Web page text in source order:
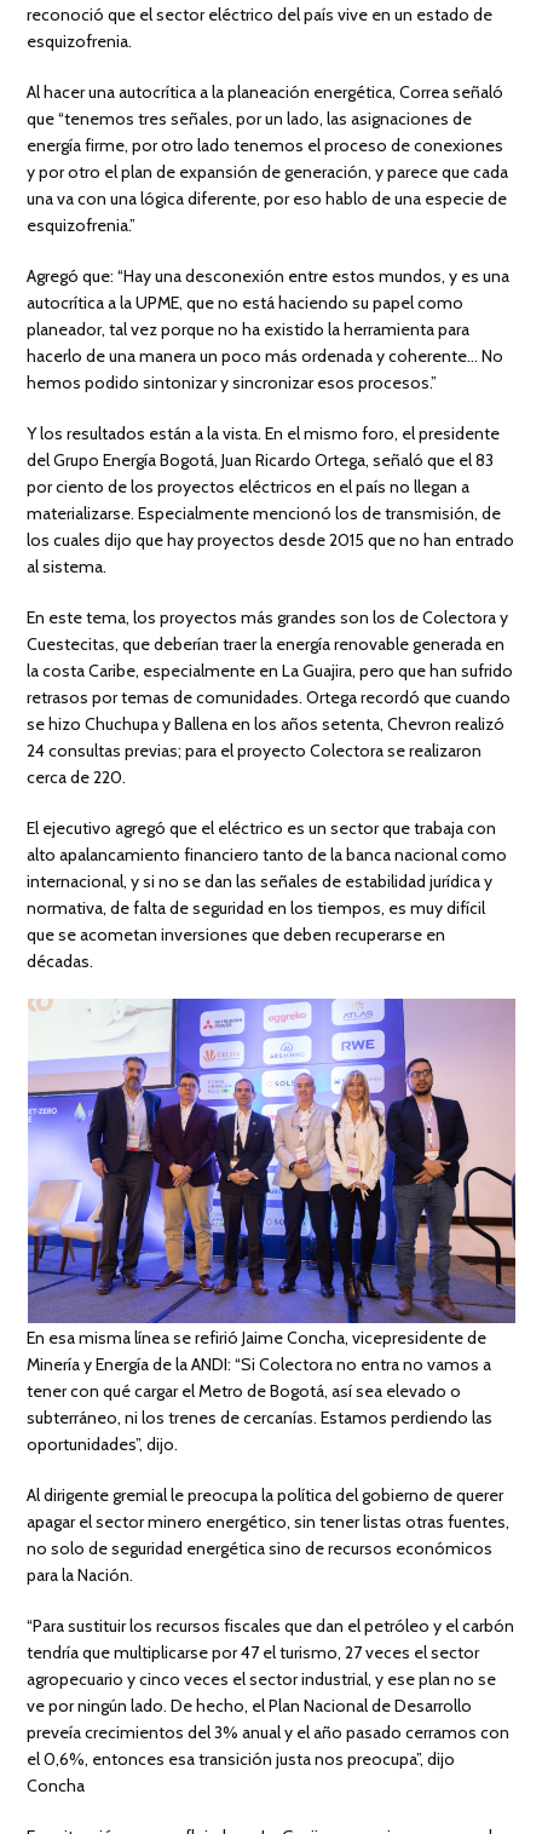
reconoció que el sector eléctrico del país vive en un estado de
esquizofrenia.
Al hacer una autocrítica a la planeación energética, Correa señaló
que “tenemos tres señales, por un lado, las asignaciones de
energía firme, por otro lado tenemos el proceso de conexiones
y por otro el plan de expansión de generación, y parece que cada
una va con una lógica diferente, por eso hablo de una especie de
esquizofrenia.”
Agregó que: “Hay una desconexión entre estos mundos, y es una
autocrítica a la UPME, que no está haciendo su papel como
planeador, tal vez porque no ha existido la herramienta para
hacerlo de una manera un poco más ordenada y coherente… No
hemos podido sintonizar y sincronizar esos procesos.”
Y los resultados están a la vista. En el mismo foro, el presidente
del Grupo Energía Bogotá, Juan Ricardo Ortega, señaló que el 83
por ciento de los proyectos eléctricos en el país no llegan a
materializarse. Especialmente mencionó los de transmisión, de
los cuales dijo que hay proyectos desde 2015 que no han entrado
al sistema.
En este tema, los proyectos más grandes son los de Colectora y
Cuestecitas, que deberían traer la energía renovable generada en
la costa Caribe, especialmente en La Guajira, pero que han sufrido
retrasos por temas de comunidades. Ortega recordó que cuando
se hizo Chuchupa y Ballena en los años setenta, Chevron realizó
24 consultas previas; para el proyecto Colectora se realizaron
cerca de 220.
El ejecutivo agregó que el eléctrico es un sector que trabaja con
alto apalancamiento financiero tanto de la banca nacional como
internacional, y si no se dan las señales de estabilidad jurídica y
normativa, de falta de seguridad en los tiempos, es muy difícil
que se acometan inversiones que deben recuperarse en
décadas.
En esa misma línea se refirió Jaime Concha, vicepresidente de
Minería y Energía de la ANDI: “Si Colectora no entra no vamos a
tener con qué cargar el Metro de Bogotá, así sea elevado o
subterráneo, ni los trenes de cercanías. Estamos perdiendo las
oportunidades”, dijo.
Al dirigente gremial le preocupa la política del gobierno de querer
apagar el sector minero energético, sin tener listas otras fuentes,
no solo de seguridad energética sino de recursos económicos
para la Nación.
“Para sustituir los recursos fiscales que dan el petróleo y el carbón
tendría que multiplicarse por 47 el turismo, 27 veces el sector
agropecuario y cinco veces el sector industrial, y ese plan no se
ve por ningún lado. De hecho, el Plan Nacional de Desarrollo
preveía crecimientos del 3% anual y el año pasado cerramos con
el 0,6%, entonces esa transición justa nos preocupa”, dijo
Concha